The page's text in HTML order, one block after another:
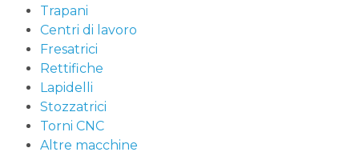
Trapani
Centri di lavoro
Fresatrici
Rettifiche
Lapidelli
Stozzatrici
Torni CNC
Altre macchine